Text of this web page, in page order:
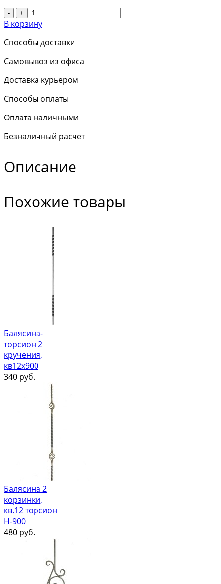
- +
В корзину
Способы доставки
Самовывоз из офиса
Доставка курьером
Способы оплаты
Оплата наличными
Безналичный расчет
Описание
Похожие товары
Балясина-
торсион 2
кручения,
кв12х900
340 руб.
Балясина 2
корзинки,
кв.12 торсион
Н-900
480 руб.